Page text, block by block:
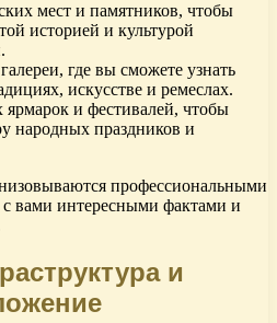
мест и памятников, чтобы
историей и культурой
где вы сможете узнать
искусстве и ремеслах.
и фестивалей, чтобы
народных праздников и
профессиональными
с вами интересными фактами и
и